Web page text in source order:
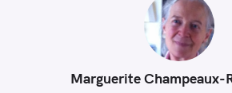
Marguerite Champeaux-